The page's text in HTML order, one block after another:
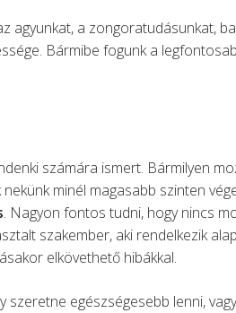
agyunkat, a zongoratudásunkat,
Bármibe fogunk a
számára ismert. Bármilyen
minél magasabb szinten
. Nagyon fontos tudni, hogy nincs
szakember, aki rendelkezik
elkövethető hibákkal.
egészségesebb lenni,